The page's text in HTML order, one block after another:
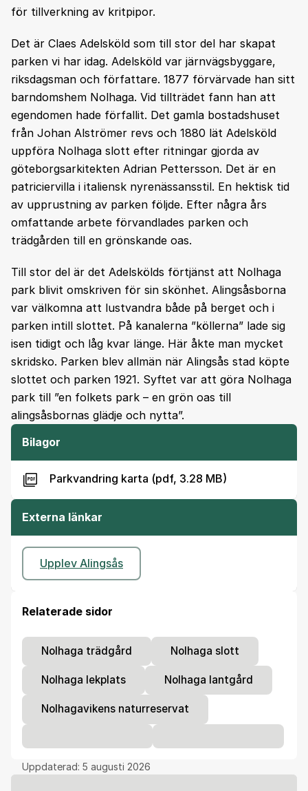
för tillverkning av kritpipor.
Det är Claes Adelsköld som till stor del har skapat
parken vi har idag. Adelsköld var järnvägsbyggare,
riksdagsman och författare. 1877 förvärvade han sitt
barndomshem Nolhaga. Vid tillträdet fann han att
egendomen hade förfallit. Det gamla bostadshuset
från Johan Alströmer revs och 1880 lät Adelsköld
uppföra Nolhaga slott efter ritningar gjorda av
göteborgsarkitekten Adrian Pettersson. Det är en
patriciervilla i italiensk nyrenässansstil. En hektisk tid
av upprustning av parken följde. Efter några års
omfattande arbete förvandlades parken och
trädgården till en grönskande oas.
Till stor del är det Adelskölds förtjänst att Nolhaga
park blivit omskriven för sin skönhet. Alingsåsborna
var välkomna att lustvandra både på berget och i
parken intill slottet. På kanalerna ”köllerna” lade sig
isen tidigt och låg kvar länge. Här åkte man mycket
skridsko. Parken blev allmän när Alingsås stad köpte
slottet och parken 1921. Syftet var att göra Nolhaga
park till ”en folkets park – en grön oas till
alingsåsbornas glädje och nytta”.
Bilagor
Parkvandring karta (pdf, 3.28 MB)
Externa länkar
Upplev Alingsås
Relaterade sidor
Nolhaga trädgård Nolhaga slott
Nolhaga lekplats Nolhaga lantgård
Nolhagavikens naturreservat
Uppdaterad: 5 augusti 2026